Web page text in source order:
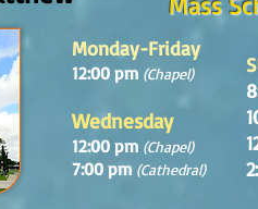
Monday-Friday
12:00 pm (Chapel)
Wednesday
12:00 pm (Chapel)
7:00 pm (Cathedral)